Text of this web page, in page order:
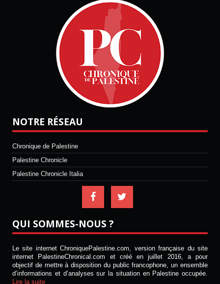
NOTRE RÉSEAU
Chronique de Palestine
Palestine Chronicle
Palestine Chronicle Italia
QUI SOMMES-NOUS ?
Le site internet ChroniquePalestine.com, version française du site
internet PalestineChronical.com et créé en juillet 2016, a pour
objectif de mettre à disposition du public francophone, un ensemble
d’informations et d’analyses sur la situation en Palestine occupée.
Lire la suite